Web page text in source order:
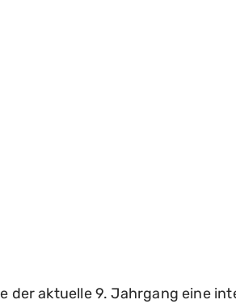
der aktuelle 9. Jahrgang eine